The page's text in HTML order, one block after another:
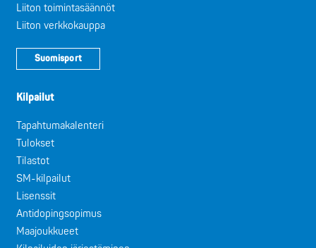
Liiton toimintasäännöt
Liiton verkkokauppa
Suomisport
Kilpailut
Tapahtumakalenteri
Tulokset
Tilastot
SM-kilpailut
Lisenssit
Antidopingsopimus
Maajoukkueet